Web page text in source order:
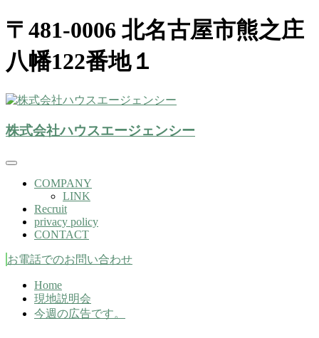
〒481-0006 北名古屋市熊之庄
八幡122番地１
株式会社ハウスエージェンシー
株式会社ハウスエージェンシー
COMPANY
LINK
Recruit
privacy policy
CONTACT
お電話でのお問い合わせ
Home
現地説明会
今週の広告です。